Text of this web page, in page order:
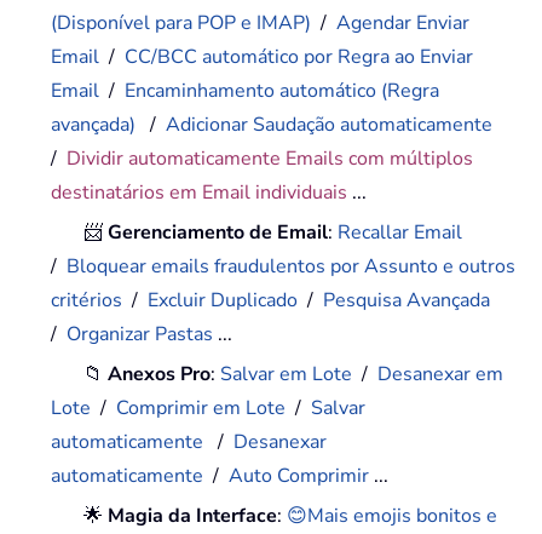
(Disponível para POP e IMAP) /Agendar Enviar
Email / CC/BCC automático por Regra ao Enviar
Email / Encaminhamento automático (Regra
avançada) /Adicionar Saudação automaticamente
/ Dividir automaticamente Emails com múltiplos
destinatários em Email individuais ...
📨Gerenciamento de Email: Recallar Email
/ Bloquear emails fraudulentos por Assunto e outros
critérios / Excluir Duplicado / Pesquisa Avançada
/ Organizar Pastas ...
📁Anexos Pro: Salvar em Lote / Desanexar em
Lote / Comprimir em Lote / Salvar
automaticamente / Desanexar
automaticamente /Auto Comprimir ...
🌟 Magia da Interface: 😊Mais emojis bonitos e